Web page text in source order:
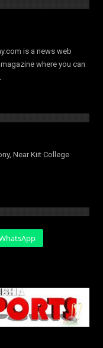
is a news web
where you can
Near Kiit College